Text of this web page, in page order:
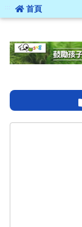
::: 首頁